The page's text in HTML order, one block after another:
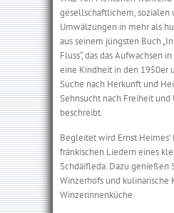
gesellschaftlichem, sozialen
Umwälzungen in mehr als
aus seinem jüngsten Buch
Fluss“, das das Aufwachsen
eine Kindheit in den 1950er
Suche nach Herkunft und
Sehnsucht nach Freiheit und
beschreibt.
Begleitet wird Ernst
fränkischen Liedern eines
Schdäifleda. Dazu genießen
Winzerhofs und kulinarische
Winzerinnenküche.